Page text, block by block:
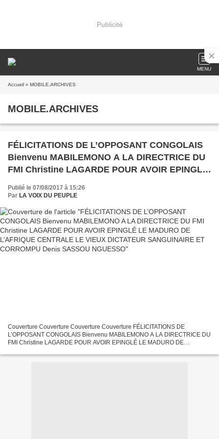
Publicité
MENU
Accueil » MOBILE.ARCHIVES
MOBILE.ARCHIVES
FÉLICITATIONS DE L’OPPOSANT CONGOLAIS
Bienvenu MABILEMONO A LA DIRECTRICE DU
FMI Christine LAGARDE POUR AVOIR EPINGLÉ
LE MADURO DE L’AFRIQUE CENTRALE LE
VIEUX DICTATEUR SANGUINAIRE ET
CORROMPU Denis SASSOU NGUESSO
Publié le 07/08/2017 à 15:26
Par LA VOIX DU PEUPLE
Couverture Couverture Couverture Couverture FÉLICITATIONS DE
L’OPPOSANT CONGOLAIS Bienvenu MABILEMONO A LA DIRECTRICE DU
FMI Christine LAGARDE POUR AVOIR EPINGLÉ LE MADURO DE
CORROMPU Denis SASSOU NGUESSO...